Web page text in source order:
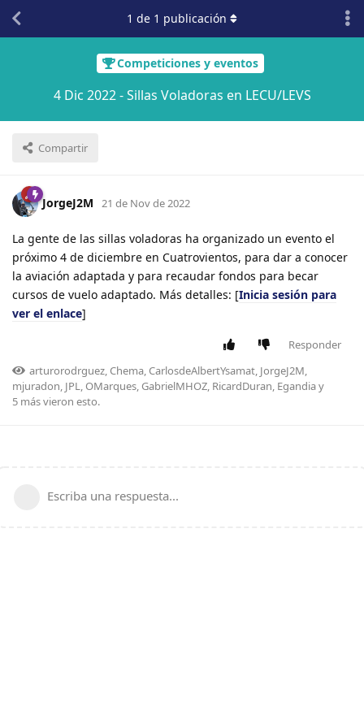
Competiciones y eventos
4 Dic 2022 - Sillas Voladoras en LECU/LEVS
Compartir
1 de 1 publicación
JorgeJ2M 21 de Nov de 2022
La gente de las sillas voladoras ha organizado un evento el
próximo 4 de diciembre en Cuatrovientos, para dar a conocer
la aviación adaptada y para recaudar fondos para becar
cursos de vuelo adaptado. Más detalles: [Inicia sesión para
ver el enlace]
Responder
arturorodrguez, Chema, CarlosdeAlbertYsamat, JorgeJ2M,
mjuradon, JPL, OMarques, GabrielMHOZ, RicardDuran, Egandiay
5 másvieron esto.
Escriba una respuesta...